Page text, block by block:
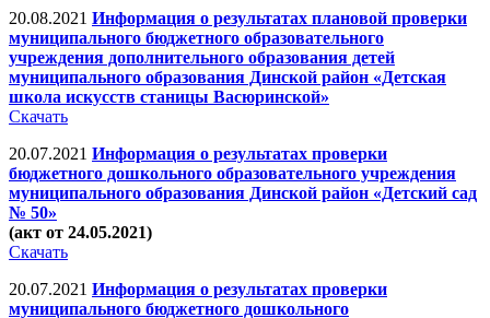
20.08.2021 Информация о результатах плановой проверки
муниципального бюджетного образовательного
учреждения дополнительного образования детей
муниципального образования Динской район «Детская
школа искусств станицы Васюринской»
Скачать
20.07.2021 Информация о результатах проверки
бюджетного дошкольного образовательного учреждения
муниципального образования Динской район «Детский сад
№ 50»
(акт от 24.05.2021)
Скачать
20.07.2021 Информация о результатах проверки
муниципального бюджетного дошкольного